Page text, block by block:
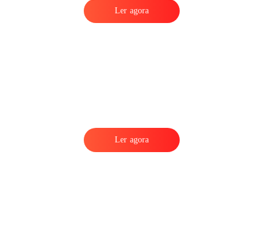
Ler agora
Ler agora